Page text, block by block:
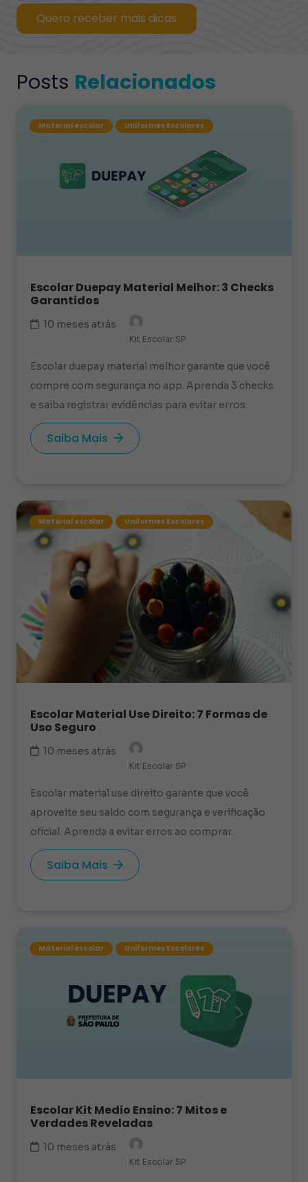
Quero receber mais dicas
Posts Relacionados
Material escolar Uniformes Escolares
Escolar Duepay Material Melhor: 3 Checks
Garantidos
10 meses atrás
Kit Escolar SP
Escolar duepay material melhor garante que você
compre com segurança no app. Aprenda 3 checks
e saiba registrar evidências para evitar erros.
Saiba Mais
Material escolar Uniformes Escolares
Escolar Material Use Direito: 7 Formas de
Uso Seguro
10 meses atrás
Kit Escolar SP
Escolar material use direito garante que você
aproveite seu saldo com segurança e verificação
oficial. Aprenda a evitar erros ao comprar.
Saiba Mais
Material escolar Uniformes Escolares
Escolar Kit Medio Ensino: 7 Mitos e
Verdades Reveladas
10 meses atrás
Kit Escolar SP